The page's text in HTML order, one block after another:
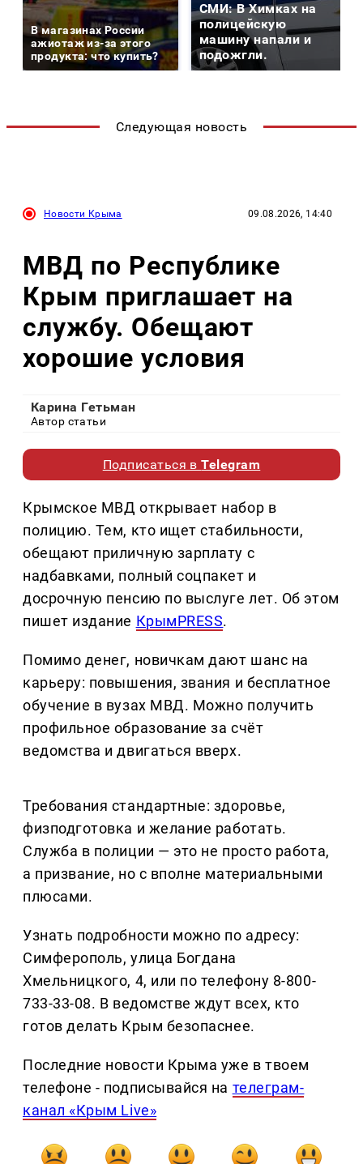
В магазинах России
ажиотаж из-за этого
продукта: что купить?
СМИ: В Химках на
полицейскую
машину напали и
подожгли.
Следующая новость
Новости Крыма 09.08.2026, 14:40
МВД по Республике
Крым приглашает на
службу. Обещают
хорошие условия
Карина Гетьман
Автор статьи
Подписаться вTelegram
Крымское МВД открывает набор в
полицию. Тем, кто ищет стабильности,
обещают приличную зарплату с
надбавками, полный соцпакет и
досрочную пенсию по выслуге лет. Об этом
пишет издание КрымPRESS.
Помимо денег, новичкам дают шанс на
карьеру: повышения, звания и бесплатное
обучение в вузах МВД. Можно получить
профильное образование за счёт
ведомства и двигаться вверх.
Требования стандартные: здоровье,
физподготовка и желание работать.
Служба в полиции — это не просто работа,
а призвание, но с вполне материальными
плюсами.
Узнать подробности можно по адресу:
Симферополь, улица Богдана
Хмельницкого, 4, или по телефону 8-800-
733-33-08. В ведомстве ждут всех, кто
готов делать Крым безопаснее.
Последние новости Крыма уже в твоем
телефоне - подписывайся на телеграм-
канал «Крым Live»